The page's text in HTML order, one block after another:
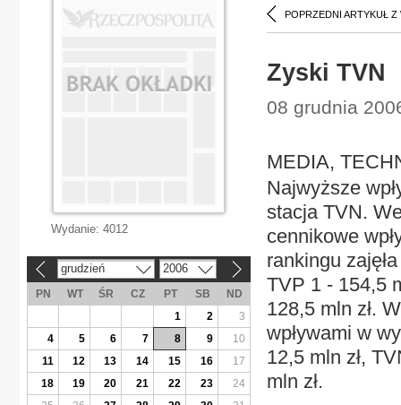
POPRZEDNI ARTYKUŁ Z
Zyski TVN
08 grudnia
MEDIA,
Najwyższe
stacja TVN.
cennikowe
rankingu
TVP 1 - 154,5
128,5 mln zł.
wpływami w
12,5 mln zł,
mln zł.
Wydanie: 4012
grudzień 2006
PN WT ŚR CZ PT SB
ND
1
2
3
4
5 6 7 8 9
10
11
12 13 14 15 16
17
18
19 20 21 22 23
24